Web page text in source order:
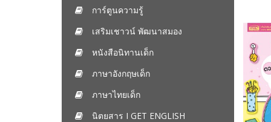
การ์ตูนความรู้
เสริมเชาวน์ พัฒนาสมอง
หนังสือนิทานเด็ก
ภาษาอังกฤษเด็ก
ภาษาไทยเด็ก
นิตยสาร I GET ENGLISH